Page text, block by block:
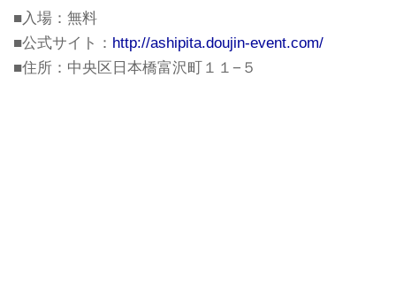
■入場：無料
■公式サイト： http://ashipita.doujin-event.com/
■住所：中央区日本橋富沢町１１−５